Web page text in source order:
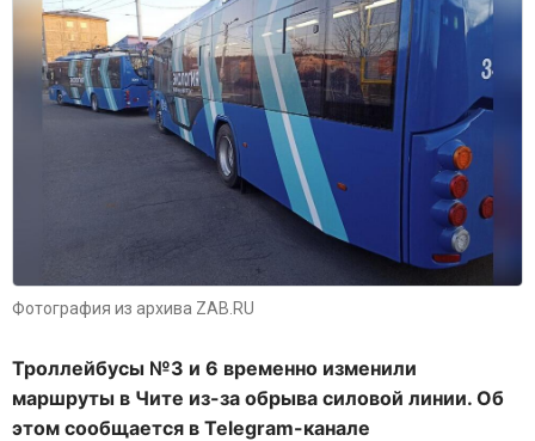
Фотография из архива ZAB.RU
Троллейбусы №3 и 6 временно изменили
маршруты в Чите из-за обрыва силовой линии. Об
этом сообщается в Telegram-канале